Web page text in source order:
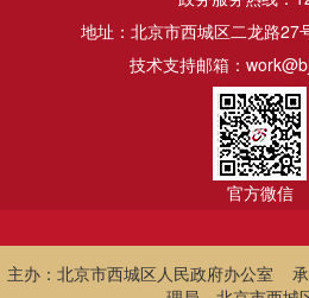
地址：北京市西城区二龙路27
技术支持邮箱：
官方微信
主办：北京市西城区人民政府办公室